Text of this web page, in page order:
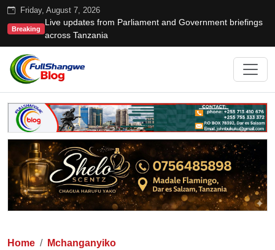
Friday, August 7, 2026
Breaking
Live updates from Parliament and Government briefings
across Tanzania
Home Mchanganyiko